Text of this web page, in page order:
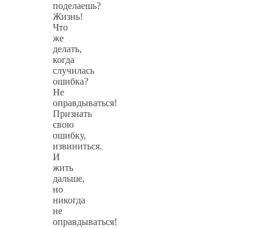
поделаешь?
Жизнь!
Что
же
делать,
когда
случилась
ошибка?
Не
оправдываться!
Признать
свою
ошибку,
извиниться.
И
жить
дальше,
но
никогда
не
оправдываться!